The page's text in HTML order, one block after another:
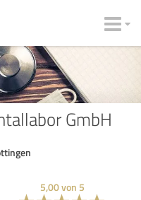
GmbH
5,00von 5